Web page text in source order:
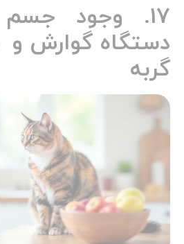
17. وجود
دستگاه گوارش و
گربه